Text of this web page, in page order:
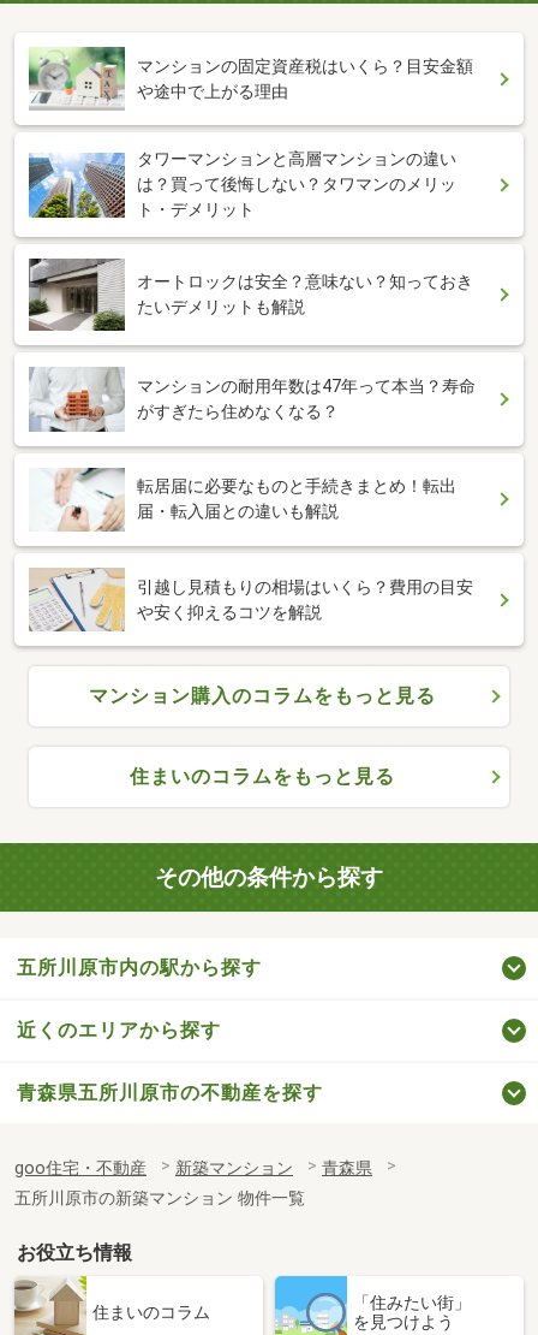
マンションの固定資産税はいくら？目安金額
や途中で上がる理由
タワーマンションと高層マンションの違い
は？買って後悔しない？タワマンのメリッ
ト・デメリット
オートロックは安全？意味ない？知っておき
たいデメリットも解説
マンションの耐用年数は47年って本当？寿命
がすぎたら住めなくなる？
転居届に必要なものと手続きまとめ！転出
届・転入届との違いも解説
引越し見積もりの相場はいくら？費用の目安
や安く抑えるコツを解説
マンション購入のコラムをもっと見る
住まいのコラムをもっと見る
その他の条件から探す
五所川原市内の駅から探す
近くのエリアから探す
青森県五所川原市の不動産を探す
goo住宅・不動産 新築マンション
青森県
五所川原市の新築マンション 物件一覧
お役立ち情報
住まいのコラム
「住みたい街」
を見つけよう